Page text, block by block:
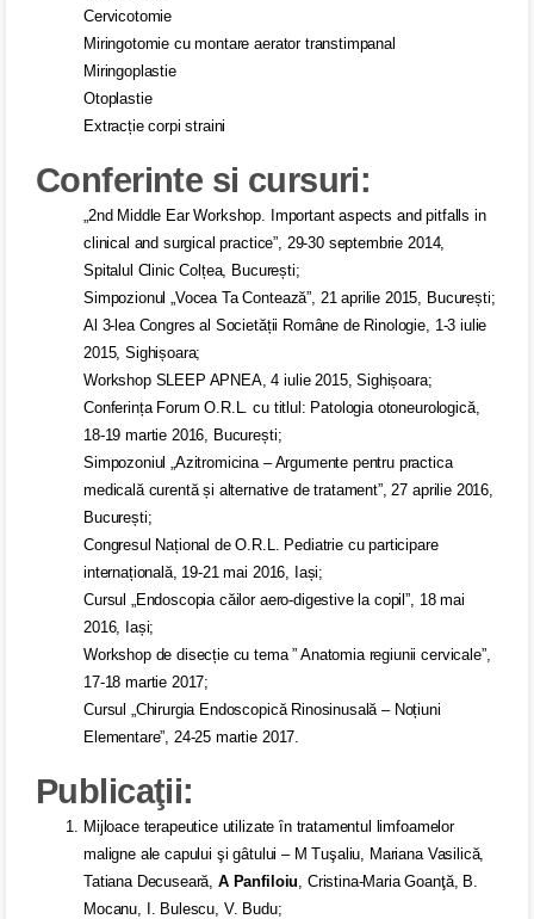
Cervicotomie
Miringotomie cu montare aerator transtimpanal
Miringoplastie
Otoplastie
Extracție corpi straini
Conferinte si cursuri:
„2nd Middle Ear Workshop. Important aspects and pitfalls in
clinical and surgical practice”, 29-30 septembrie 2014,
Spitalul Clinic Colțea, București;
Simpozionul „Vocea Ta Contează”, 21 aprilie 2015, București;
Al 3-lea Congres al Societății Române de Rinologie, 1-3 iulie
2015, Sighișoara;
Workshop SLEEP APNEA, 4 iulie 2015, Sighișoara;
Conferința Forum O.R.L. cu titlul: Patologia otoneurologică,
18-19 martie 2016, București;
Simpozoniul „Azitromicina – Argumente pentru practica
medicală curentă și alternative de tratament”, 27 aprilie 2016,
București;
Congresul Național de O.R.L. Pediatrie cu participare
internațională, 19-21 mai 2016, Iași;
Cursul „Endoscopia căilor aero-digestive la copil”, 18 mai
2016, Iași;
Workshop de disecție cu tema ” Anatomia regiunii cervicale”,
17-18 martie 2017;
Cursul „Chirurgia Endoscopică Rinosinusală – Noțiuni
Elementare”, 24-25 martie 2017.
Publicaţii:
Mijloace terapeutice utilizate ȋn tratamentul limfoamelor
maligne ale capului şi gâtului – M Tuşaliu, Mariana Vasilică,
Tatiana Decuseară, A Panfiloiu, Cristina-Maria Goanţă, B.
Mocanu, I. Bulescu, V. Budu;